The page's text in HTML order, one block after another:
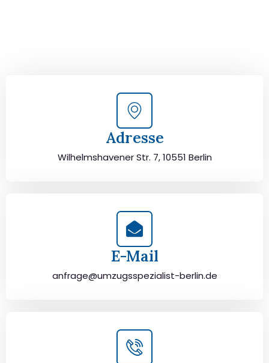
Adresse
Wilhelmshavener Str. 7, 10551 Berlin
E-Mail
anfrage@umzugsspezialist-berlin.de